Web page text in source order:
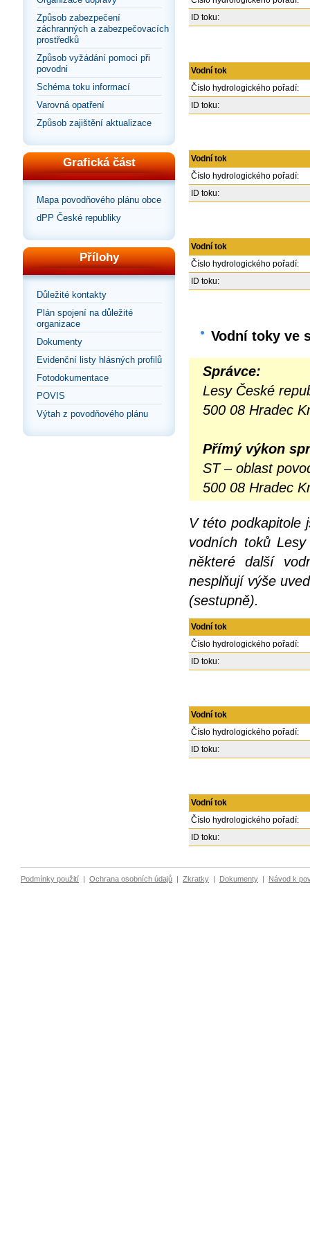
Způsob zabezpečení
záchranných a zabezpečovacích
prostředků
Způsob vyžádání pomoci při
povodni
Schéma toku informací
Varovná opatření
Způsob zajištění aktualizace
Grafická část
Mapa povodňového plánu obce
dPP České republiky
Přílohy
Důležité kontakty
Plán spojení na důležité
organizace
Dokumenty
Evidenční listy hlásných profilů
Fotodokumentace
POVIS
Výtah z povodňového plánu
ID toku:
Vodní tok
Číslo hydrologického pořadí:
ID toku:
Vodní tok
Číslo hydrologického pořadí:
ID toku:
Vodní tok
Číslo hydrologického pořadí:
ID toku:
Vodní toky ve
Správce:
Lesy České
500 08 Hradec
Přímý výkon
ST – oblast
500 08 Hradec
V této podkapitole
vodních toků
některé další
nesplňují výše
(sestupně).
Vodní tok
Číslo hydrologického pořadí:
ID toku:
Vodní tok
Číslo hydrologického pořadí:
ID toku:
Vodní tok
Číslo hydrologického pořadí:
ID toku:
Podmínky použití | Ochrana osobních údajů | Zkratky | Dokumenty | Návod k